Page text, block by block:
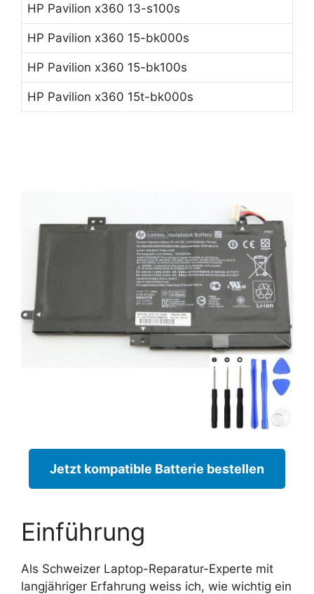
HP Pavilion x360 13-s100s
HP Pavilion x360 15-bk000s
HP Pavilion x360 15-bk100s
HP Pavilion x360 15t-bk000s
Jetzt kompatible Batterie bestellen
Einführung
Als Schweizer Laptop-Reparatur-Experte mit
langjähriger Erfahrung weiss ich, wie wichtig ein